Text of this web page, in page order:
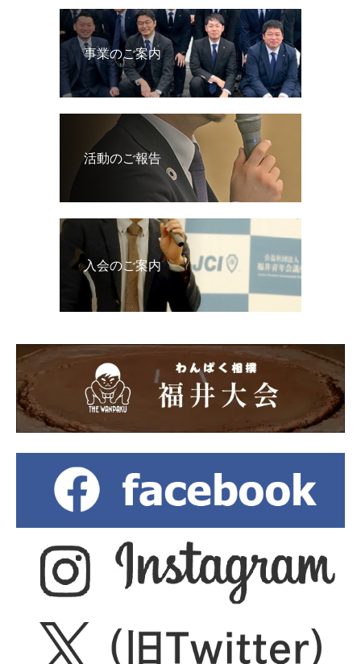
事業のご案内
活動のご報告
入会のご案内